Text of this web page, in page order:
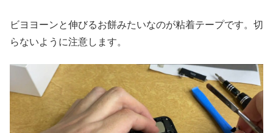
ビヨヨーンと伸びるお餅みたいなのが粘着テープです。切
らないように注意します。